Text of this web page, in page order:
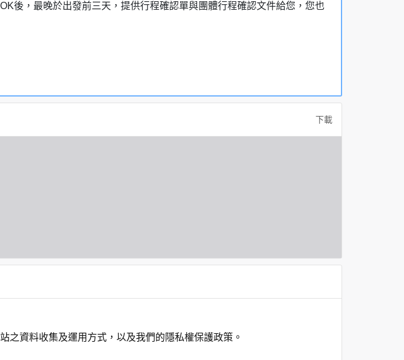
後，最晚於出發前三天，提供行程確認單與團體行程確認文件給您，您也
下載
之資料收集及運用方式，以及我們的隱私權保護政策。